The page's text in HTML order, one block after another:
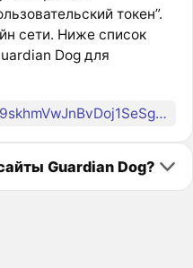
токен”.
сети. Ниже список
Dog для
2ATUxkbFQxJ3uEEf9skhmVwJnBvDoj1SeSgJRK9ipump
Guardian Dog?